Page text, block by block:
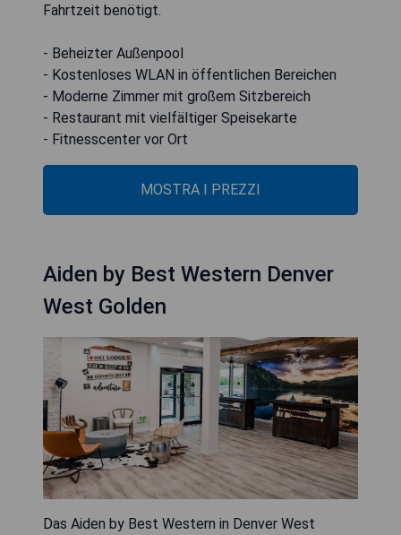
Fahrtzeit benötigt.
- Beheizter Außenpool
- Kostenloses WLAN in öffentlichen Bereichen
- Moderne Zimmer mit großem Sitzbereich
- Restaurant mit vielfältiger Speisekarte
- Fitnesscenter vor Ort
MOSTRA I PREZZI
Aiden by Best Western Denver
West Golden
Das Aiden by Best Western in Denver West